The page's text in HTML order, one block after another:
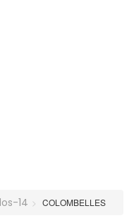
14 COLOMBELLES